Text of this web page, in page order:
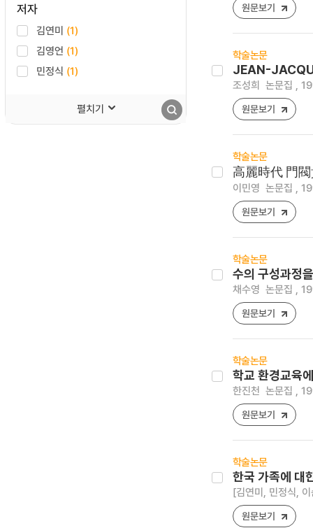
저자
김연미 (1)
김영언 (1)
민정식 (1)
펼치기
원문보기
학술논문
JEAN-
조성희 논문집 ,
원문보기
학술논문
高麗時代 門
이민영 논문집 ,
원문보기
학술논문
수의 구성과정
채수영 논문집 ,
원문보기
학술논문
학교 환경교육
한진천 논문집 ,
원문보기
학술논문
한국 가족에 대
[김연미, 민정식,
원문보기